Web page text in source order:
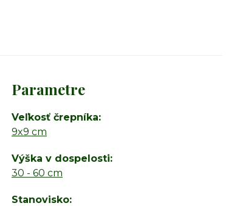
Parametre
Veľkosť črepníka
9x9 cm
Výška v dospelosti
30 - 60 cm
Stanovisko